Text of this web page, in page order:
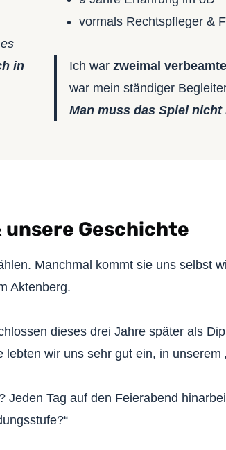
in
vormals Rechtspfleger &
Ich war zweimal
war mein ständiger
Man muss das Spiel nicht
unsere Geschichte
Manchmal kommt sie uns selbst
Aktenberg.
dieses drei Jahre später als
wir uns sehr gut ein, in unserem
Tag auf den Feierabend